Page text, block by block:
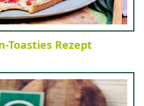
Toasties Rezept